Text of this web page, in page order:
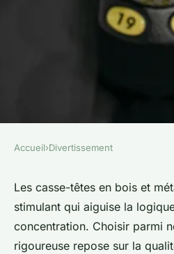
Top 10 casse-
métal pour
esprit
Accueil›Divertissement
Les casse-têtes en bois et
stimulant qui aiguise la
concentration. Choisir parmi
rigoureuse repose sur la